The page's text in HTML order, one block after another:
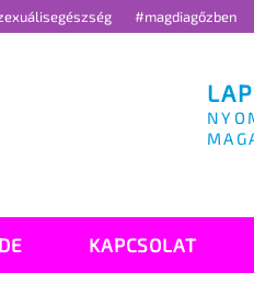
#magdiagőzben
KAPCSOLAT